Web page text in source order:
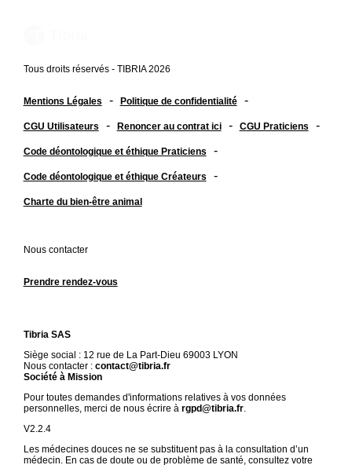
Tous droits réservés - TIBRIA 2026
Mentions Légales - Politique de confidentialité -
CGU Utilisateurs - Renoncer au contrat ici - CGU Praticiens -
Code déontologique et éthique Praticiens -
Code déontologique et éthique Créateurs -
Charte du bien-être animal
Nous contacter
Prendre rendez-vous
Tibria SAS
Siège social : 12 rue de La Part-Dieu 69003 LYON
Nous contacter : contact@tibria.fr
Société à Mission
Pour toutes demandes d'informations relatives à vos données
personnelles, merci de nous écrire à rgpd@tibria.fr.
V2.2.4
Les médecines douces ne se substituent pas à la consultation d’un
médecin. En cas de doute ou de problème de santé, consultez votre